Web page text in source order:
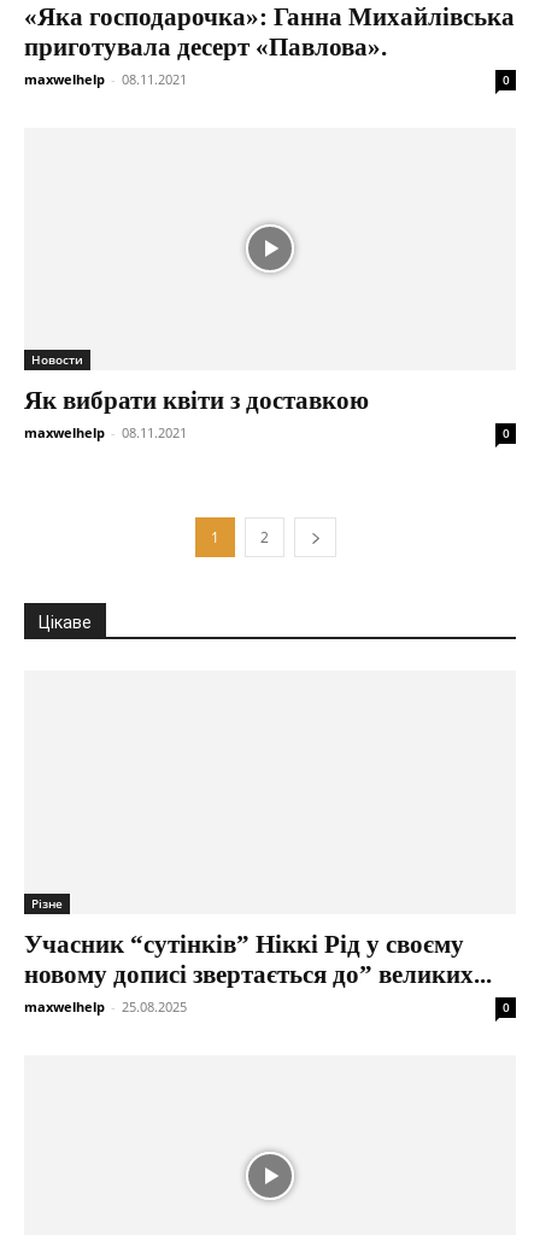
«Яка господарочка»: Ганна Михайлівська
приготувала десерт «Павлова».
maxwelhelp - 08.11.2021 0
Новости
Як вибрати квіти з доставкою
maxwelhelp - 08.11.2021 0
1 2
Цікаве
Різне
Учасник “сутінків” Ніккі Рід у своєму
новому дописі звертається до” великих...
maxwelhelp - 25.08.2025 0